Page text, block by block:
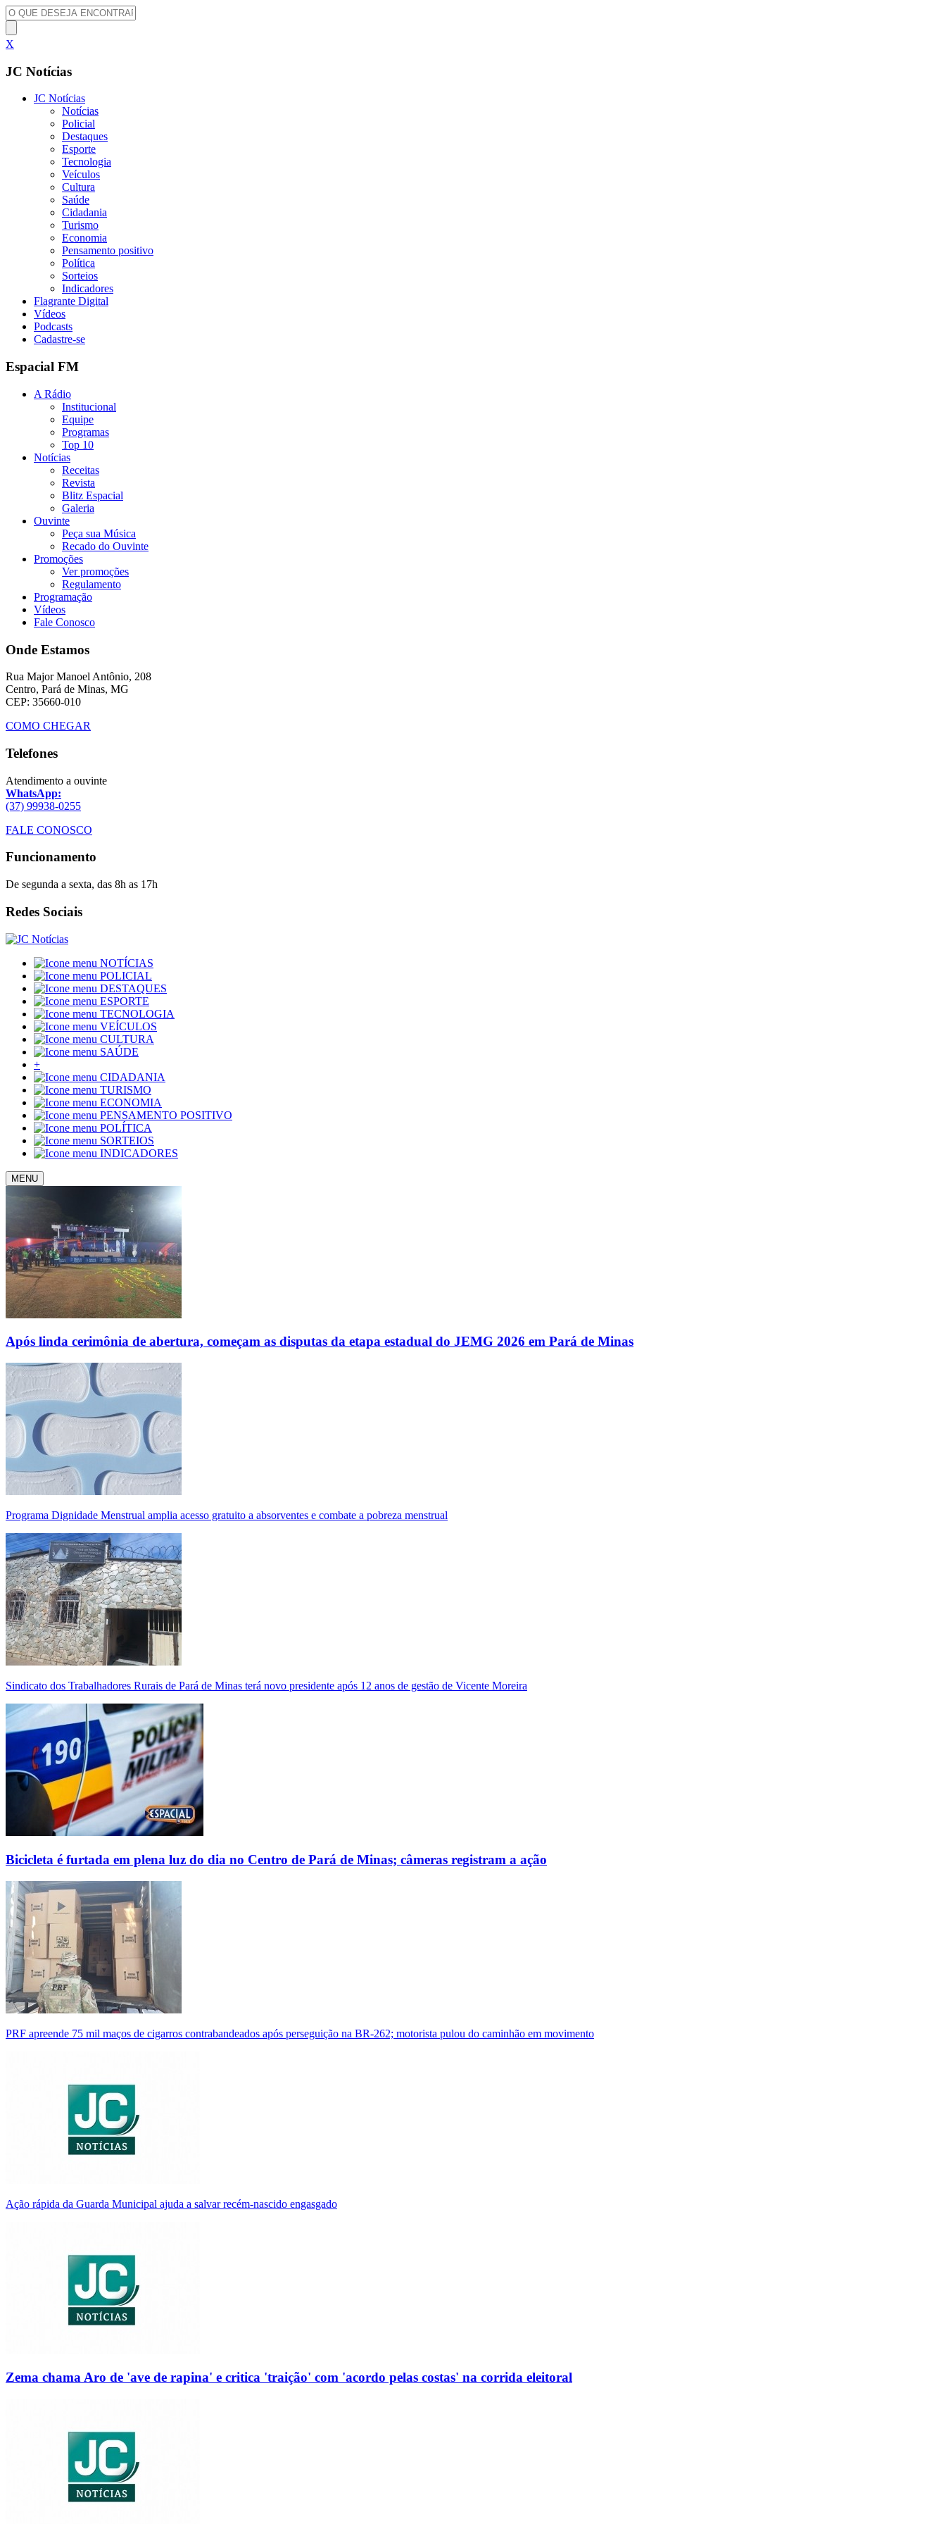
X
JC Notícias
JC Notícias
Notícias
Policial
Destaques
Esporte
Tecnologia
Veículos
Cultura
Saúde
Cidadania
Turismo
Economia
Pensamento positivo
Política
Sorteios
Indicadores
Flagrante Digital
Vídeos
Podcasts
Cadastre-se
Espacial FM
A Rádio
Institucional
Equipe
Programas
Top 10
Notícias
Receitas
Revista
Blitz Espacial
Galeria
Ouvinte
Peça sua Música
Recado do Ouvinte
Promoções
Ver promoções
Regulamento
Programação
Vídeos
Fale Conosco
Onde Estamos
Rua Major Manoel Antônio, 208
Centro, Pará de Minas, MG
CEP: 35660-010
COMO CHEGAR
Telefones
Atendimento a ouvinte
WhatsApp:
(37) 99938-0255
FALE CONOSCO
Funcionamento
De segunda a sexta, das 8h as 17h
Redes Sociais
NOTÍCIAS
POLICIAL
DESTAQUES
ESPORTE
TECNOLOGIA
VEÍCULOS
CULTURA
SAÚDE
+
CIDADANIA
TURISMO
ECONOMIA
PENSAMENTO POSITIVO
POLÍTICA
SORTEIOS
INDICADORES
MENU
Após linda cerimônia de abertura, começam as disputas da etapa estadual do JEMG 2026 em Pará de Minas
Programa Dignidade Menstrual amplia acesso gratuito a absorventes e combate a pobreza menstrual
Sindicato dos Trabalhadores Rurais de Pará de Minas terá novo presidente após 12 anos de gestão de Vicente Moreira
Bicicleta é furtada em plena luz do dia no Centro de Pará de Minas; câmeras registram a ação
PRF apreende 75 mil maços de cigarros contrabandeados após perseguição na BR-262; motorista pulou do caminhão em movimento
Ação rápida da Guarda Municipal ajuda a salvar recém-nascido engasgado
Zema chama Aro de 'ave de rapina' e critica 'traição' com 'acordo pelas costas' na corrida eleitoral